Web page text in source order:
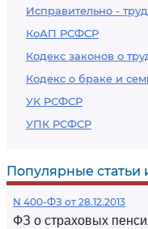
Исправительно -
КоАП РСФСР
Кодекс законов о
Кодекс о браке и
УК РСФСР
УПК РСФСР
Популярные статьи
N 400-ФЗ от 28.12.2013
ФЗ о страховых